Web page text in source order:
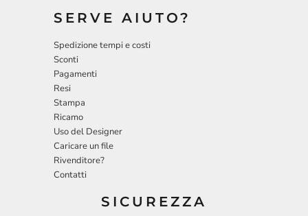
SERVE AIUTO?
Spedizione tempi e costi
Sconti
Pagamenti
Resi
Stampa
Ricamo
Uso del Designer
Caricare un file
Rivenditore?
Contatti
SICUREZZA